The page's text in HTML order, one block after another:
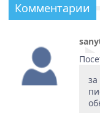
Комментарии